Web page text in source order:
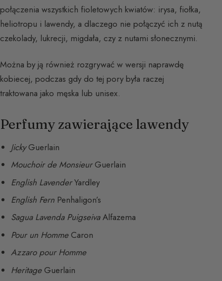
połączenia wszystkich fioletowych kwiatów: irysa, fiołka,
heliotropu i lawendy, a dlaczego nie połączyć ich z nutą
czekolady, lukrecji, migdała, czy z nutami słonecznymi.
Można by ją również rozgrywać w wersji naprawdę
kobiecej, podczas gdy do tej pory była raczej
traktowana jako męska lub unisex.
Perfumy zawierające lawendy
JickyGuerlain
Mouchoir de MonsieurGuerlain
English LavenderYardley
English Fern Penhaligon’s
Sagua Lavenda PuigseivaAlfazema
Pour un HommeCaron
Azzaro pour Homme
HeritageGuerlain